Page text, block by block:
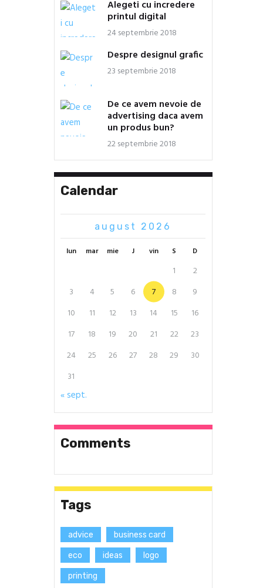
Alegeti cu incredere
printul digital
24 septembrie 2018
Despre designul grafic
23 septembrie 2018
De ce avem nevoie de
advertising daca avem
un produs bun?
22 septembrie 2018
Calendar
august 2026
lun mar mie J vin S D
1
2
3
4 5 6 7 8
9
10
11 12 13 14 15
16
17
18 19 20 21 22
23
24
25 26 27 28 29
30
31
« sept.
Comments
Tags
advice business card
eco ideas logo
printing